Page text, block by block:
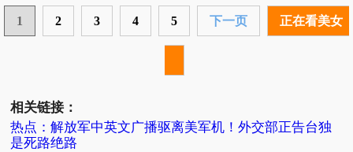
1 2 3 4 5 下一页 正在看美女
相关链接：
热点：解放军中英文广播驱离美军机！外交部正告台独
是死路绝路